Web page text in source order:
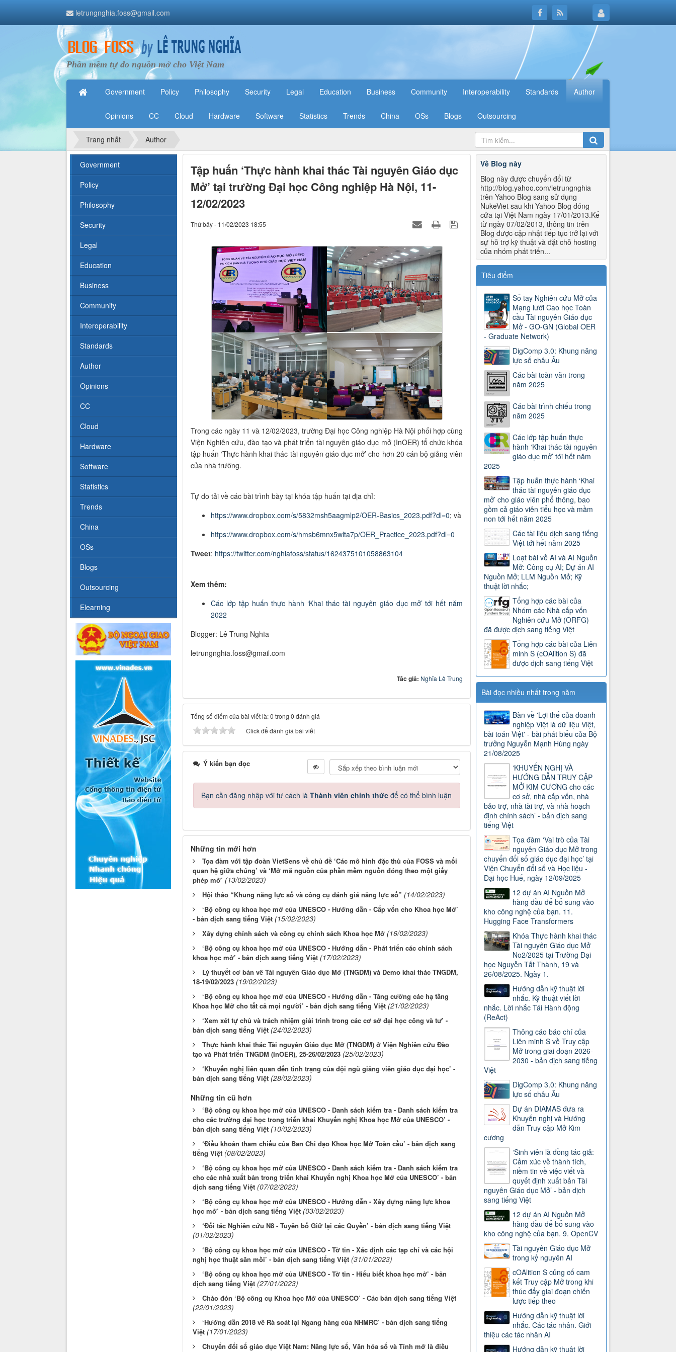
letrungnghia.foss@gmail.com
Phần mềm tự do nguồn mở cho Việt Nam
Government Policy Philosophy Security Legal Education Business Community Interoperability Standards Author
Opinions CC Cloud Hardware Software Statistics Trends China OSs Blogs Outsourcing
Trang nhất Author
Tập huấn ‘Thực hành khai thác Tài nguyên Giáo dục
Mở’ tại trường Đại học Công nghiệp Hà Nội, 11-
12/02/2023
Thứ bảy - 11/02/2023 18:55
Trong các ngày 11 và 12/02/2023, trường Đại học Công nghiệp Hà Nội phối hợp cùng
Viện Nghiên cứu, đào tạo và phát triển tài nguyên giáo dục mở (InOER) tổ chức khóa
tập huấn ‘Thực hành khai thác tài nguyên giáo dục mở’cho hơn 20 cán bộ giảng viên
của nhà trường.
Tự do tải về các bài trình bày tại khóa tập huấn tại địa chỉ:
https://www.dropbox.com/s/5832msh5aagmlp2/OER-Basics_2023.pdf?dl=0; và
https://www.dropbox.com/s/hmsb6mnx5wlta7p/OER_Practice_2023.pdf?dl=0
Tweet: https://twitter.com/nghiafoss/status/1624375101058863104
Xem thêm:
Các lớp tập huấn thực hành ‘Khai thác tài nguyên giáo dục mở’ tới hết năm
2022
Blogger: Lê Trung Nghĩa
letrungnghia.foss@gmail.com
Tác giả: Nghĩa Lê Trung
Tổng số điểm của bài viết là: 0 trong 0 đánh giá
Click để đánh giá bài viết
Ý kiến bạn đọc
Bạn cần đăng nhập với tư cách là Thành viên chính thứcđể có thể bình luận
Những tin mới hơn
Tọa đàm với tập đoàn VietSens về chủ đề ‘Các mô hình đặc thù của FOSS và mối
quan hệ giữa chúng’ và ‘Mở mã nguồn của phần mềm nguồn đóng theo một giấy
phép mở’ (13/02/2023)
Hội thảo “Khung năng lực số và công cụ đánh giá năng lực số” (14/02/2023)
‘Bộ công cụ khoa học mở của UNESCO - Hướng dẫn - Cấp vốn cho Khoa học Mở’
- bản dịch sang tiếng Việt (15/02/2023)
Xây dựng chính sách và công cụ chính sách Khoa học Mở (16/02/2023)
‘Bộ công cụ khoa học mở của UNESCO - Hướng dẫn - Phát triển các chính sách
khoa học mở’ - bản dịch sang tiếng Việt (17/02/2023)
Lý thuyết cơ bản về Tài nguyên Giáo dục Mở (TNGDM) và Demo khai thác TNGDM,
18-19/02/2023 (19/02/2023)
‘Bộ công cụ khoa học mở của UNESCO - Hướng dẫn - Tăng cường các hạ tầng
Khoa học Mở cho tất cả mọi người’ - bản dịch sang tiếng Việt (21/02/2023)
‘Xem xét tự chủ và trách nhiệm giải trình trong các cơ sở đại học công và tư’ -
bản dịch sang tiếng Việt (24/02/2023)
Thực hành khai thác Tài nguyên Giáo dục Mở (TNGDM) ở Viện Nghiên cứu Đào
tạo và Phát triển TNGDM (InOER), 25-26/02/2023 (25/02/2023)
‘Khuyến nghị liên quan đến tình trạng của đội ngũ giảng viên giáo dục đại học’ -
bản dịch sang tiếng Việt (28/02/2023)
Những tin cũ hơn
‘Bộ công cụ khoa học mở của UNESCO - Danh sách kiểm tra - Danh sách kiểm tra
cho các trường đại học trong triển khai Khuyến nghị Khoa học Mở của UNESCO’ -
bản dịch sang tiếng Việt (10/02/2023)
‘Điều khoản tham chiếu của Ban Chỉ đạo Khoa học Mở Toàn cầu’ - bản dịch sang
tiếng Việt (08/02/2023)
‘Bộ công cụ khoa học mở của UNESCO - Danh sách kiểm tra - Danh sách kiểm tra
cho các nhà xuất bản trong triển khai Khuyến nghị Khoa học Mở của UNESCO’ - bản
dịch sang tiếng Việt (07/02/2023)
‘Bộ công cụ khoa học mở của UNESCO - Hướng dẫn - Xây dựng năng lực khoa
học mở’ - bản dịch sang tiếng Việt (03/02/2023)
‘Đối tác Nghiên cứu N8 - Tuyên bố Giữ lại các Quyền’ - bản dịch sang tiếng Việt
(01/02/2023)
‘Bộ công cụ khoa học mở của UNESCO - Tờ tin - Xác định các tạp chí và các hội
nghị học thuật săn mồi’ - bản dịch sang tiếng Việt (31/01/2023)
‘Bộ công cụ khoa học mở của UNESCO - Tờ tin - Hiểu biết khoa học mở’ - bản
dịch sang tiếng Việt (27/01/2023)
Chào đón ‘Bộ công cụ Khoa học Mở của UNESCO’ - Các bản dịch sang tiếng Việt
(22/01/2023)
‘Hướng dẫn 2018 về Rà soát lại Ngang hàng của NHMRC’ - bản dịch sang tiếng
Việt (17/01/2023)
Chuyển đổi số giáo dục Việt Nam: Năng lực số, Văn hóa số và Tính mở là điều
Về Blog này
Blog này được chuyển đổi từ
http://blog.yahoo.com/letrungnghia
trên Yahoo Blog sang sử dụng
NukeViet sau khi Yahoo Blog đóng
cửa tại Việt Nam ngày 17/01/2013.Kể
từ ngày 07/02/2013, thông tin trên
Blog được cập nhật tiếp tục trở lại với
sự hỗ trợ kỹ thuật và đặt chỗ hosting
của nhóm phát triển...
Tiêu điểm
Sổ tay Nghiên cứu Mở của
Mạng lưới Cao học Toàn
cầu Tài nguyên Giáo dục
Mở - GO-GN (Global OER
- Graduate Network)
DigComp 3.0: Khung năng
lực số châu Âu
Các bài toàn văn trong
năm 2025
Các bài trình chiếu trong
năm 2025
Các lớp tập huấn thực
hành ‘Khai thác tài nguyên
giáo dục mở’ tới hết năm
2025
Tập huấn thực hành ‘Khai
thác tài nguyên giáo dục
mở’ cho giáo viên phổ thông, bao
gồm cả giáo viên tiểu học và mầm
non tới hết năm 2025
Các tài liệu dịch sang tiếng
Việt tới hết năm 2025
Loạt bài về AI và AI Nguồn
Mở: Công cụ AI; Dự án AI
Nguồn Mở; LLM Nguồn Mở; Kỹ
thuật lời nhắc;
Tổng hợp các bài của
Nhóm các Nhà cấp vốn
Nghiên cứu Mở (ORFG)
đã được dịch sang tiếng Việt
Tổng hợp các bài của Liên
minh S (cOAlition S) đã
được dịch sang tiếng Việt
Bài đọc nhiều nhất trong năm
Bàn về 'Lợi thế của doanh
nghiệp Việt là dữ liệu Việt,
bài toán Việt' - bài phát biểu của Bộ
trưởng Nguyễn Mạnh Hùng ngày
21/08/2025
‘KHUYẾN NGHỊ VÀ
HƯỚNG DẪN TRUY CẬP
MỞ KIM CƯƠNG cho các
cơ sở, nhà cấp vốn, nhà
bảo trợ, nhà tài trợ, và nhà hoạch
định chính sách’ - bản dịch sang
tiếng Việt
Tọa đàm ‘Vai trò của Tài
nguyên Giáo dục Mở trong
chuyển đổi số giáo dục đại học’ tại
Viện Chuyển đổi số và Học liệu -
Đại học Huế, ngày 12/09/2025
12 dự án AI Nguồn Mở
hàng đầu để bổ sung vào
kho công nghệ của bạn. 11.
Hugging Face Transformers
Khóa Thực hành khai thác
Tài nguyên Giáo dục Mở
No2/2025 tại Trường Đại
học Nguyễn Tất Thành, 19 và
26/08/2025. Ngày 1.
Hướng dẫn kỹ thuật lời
nhắc. Kỹ thuật viết lời
nhắc. Lời nhắc Tái Hành động
(ReAct)
Thông cáo báo chí của
Liên minh S về Truy cập
Mở trong giai đoạn 2026-
2030 - bản dịch sang tiếng
Việt
DigComp 3.0: Khung năng
lực số châu Âu
Dự án DIAMAS đưa ra
Khuyến nghị và Hướng
dẫn Truy cập Mở Kim
cương
‘Sinh viên là đồng tác giả:
Cảm xúc về thành tích,
niềm tin về việc viết và
quyết định xuất bản Tài
nguyên Giáo dục Mở’ - bản dịch
sang tiếng Việt
12 dự án AI Nguồn Mở
hàng đầu để bổ sung vào
kho công nghệ của bạn. 9. OpenCV
Tài nguyên Giáo dục Mở
trong kỷ nguyên AI
cOAlition S củng cố cam
kết Truy cập Mở trong khi
thúc đẩy giai đoạn chiến
lược tiếp theo
Hướng dẫn kỹ thuật lời
nhắc. Các tác nhân. Giới
thiệu các tác nhân AI
Hướng dẫn kỹ thuật lời
Government
Policy
Philosophy
Security
Legal
Education
Business
Community
Interoperability
Standards
Author
Opinions
CC
Cloud
Hardware
Software
Statistics
Trends
China
OSs
Blogs
Outsourcing
Elearning